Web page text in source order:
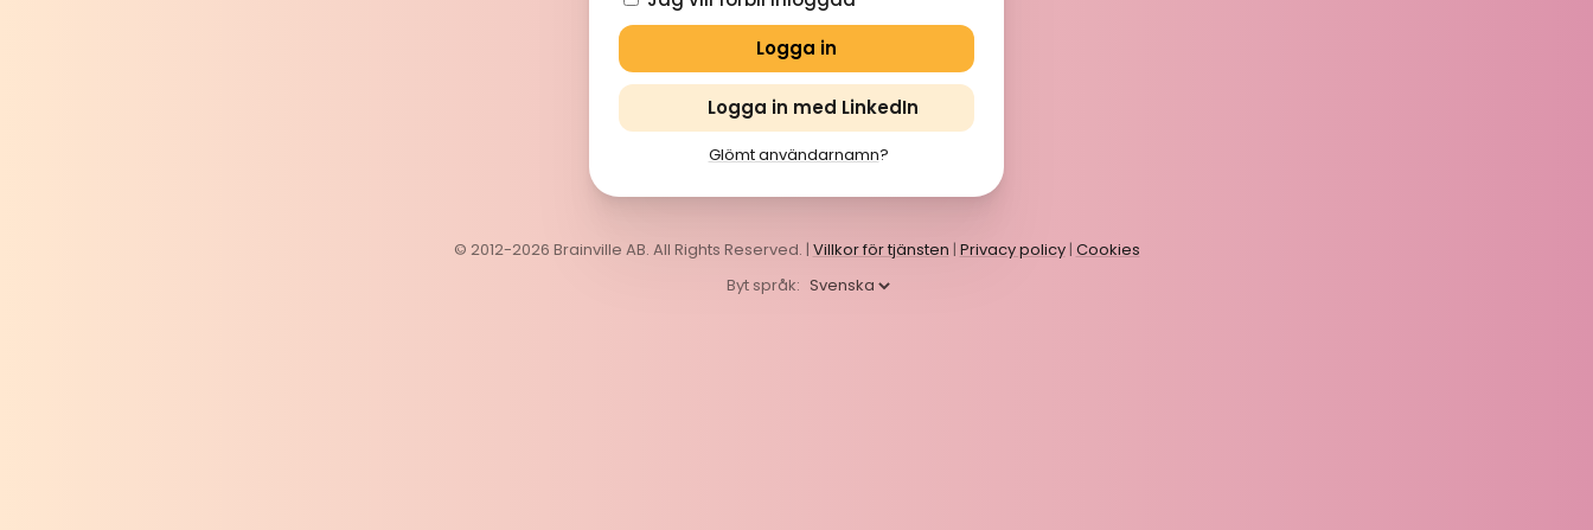
Logga in med LinkedIn
Glömt användarnamn?
© 2012-2026 Brainville AB. All Rights Reserved. | Villkor för tjänsten | Privacy policy| Cookies
Byt språk: